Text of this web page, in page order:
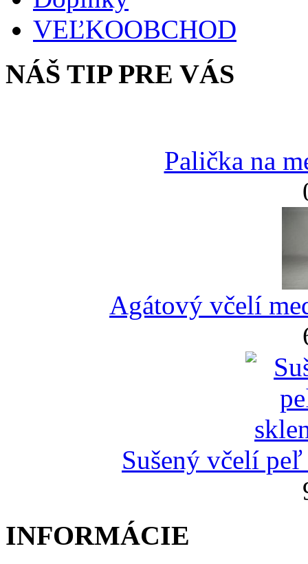
VEĽKOOBCHOD
NÁŠ TIP PRE VÁS
Palička na
Agátový včelí
Sušený včelí
INFORMÁCIE